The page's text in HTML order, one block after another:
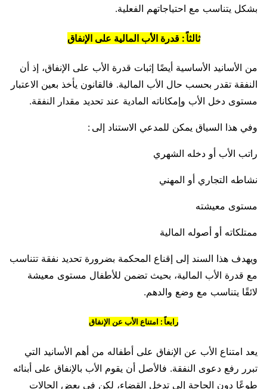
بشكل يتناسب مع احتياجاتهم الفعلية.
ثالثاً : قدرة الأب المالية على الإنفاق
من الأسانيد الأساسية أيضًا إثبات قدرة الأب على الإنفاق، إذ أن
النفقة تقدر بحسب حال الأب المالية. فالقانون يأخذ بعين الاعتبار
مستوى دخل الأب وإمكاناته المادية عند تحديد مقدار النفقة.
وفي هذا السياق يمكن للمدعي الاستناد إلى :
راتب الأب أو دخله الشهري
نشاطه التجاري أو المهني
مستوى معيشته
ممتلكاته أو أصوله المالية
ويهدف هذا السند إلى إقناع المحكمة بضرورة تحديد نفقة تتناسب
مع قدرة الأب المالية، بحيث تضمن للأطفال مستوى معيشة
لائقًا يتناسب مع وضع والدهم.
رابعاً : امتناع الأب عن الإنفاق
يعد امتناع الأب عن الإنفاق على أطفاله من أهم الأسانيد التي
تبرر رفع دعوى النفقة. فالأصل أن يقوم الأب بالإنفاق على أبنائه
طوعًا دون الحاجة إلى تدخل القضاء، لكن في بعض الحالات